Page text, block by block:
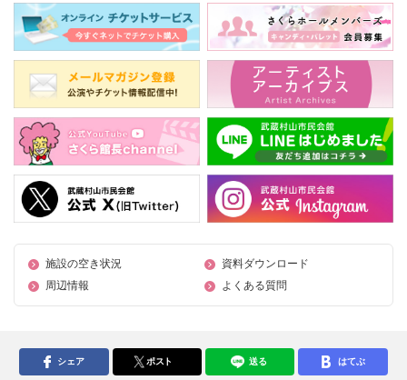
施設の空き状況
資料ダウンロード
周辺情報
よくある質問
シェア ポスト 送る はてぶ